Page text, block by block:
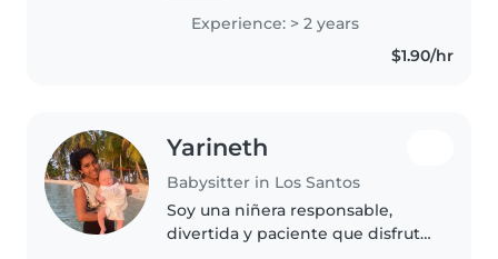
responsable honesta cariñosa
respetuosa me gusta dedicarle
tiempo a los niños ayudarles en
Experience: > 2 years
$1.90/hr
Yarineth
Babysitter in Los Santos
Soy una niñera responsable,
divertida y paciente que disfruta